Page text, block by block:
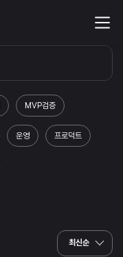
MVP검증
운영 프로덕트
최신순